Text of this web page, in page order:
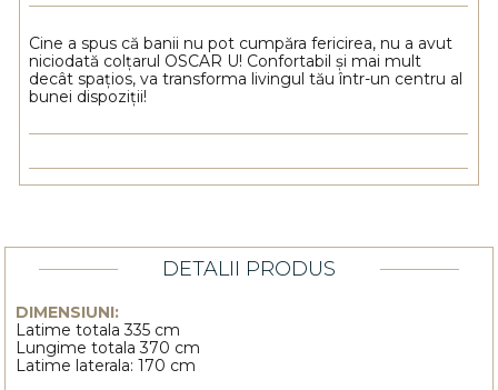
Cine a spus că banii nu pot cumpăra fericirea, nu a avut
niciodată colțarul OSCAR U! Confortabil și mai mult
decât spațios, va transforma livingul tău într-un centru al
bunei dispoziții!
DETALII PRODUS
DIMENSIUNI:
Latime totala 335 cm
Lungime totala 370 cm
Latime laterala: 170 cm